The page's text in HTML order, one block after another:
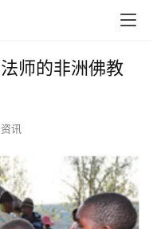
师的非洲佛教
资讯